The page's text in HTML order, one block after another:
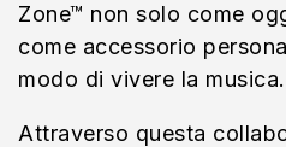
Zone™ non solo come
come accessorio
modo di vivere la musica.
Attraverso questa